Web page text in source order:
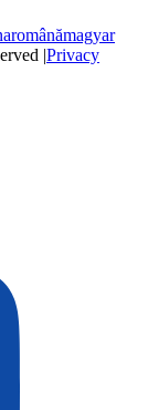
românămagyar
|Privacy